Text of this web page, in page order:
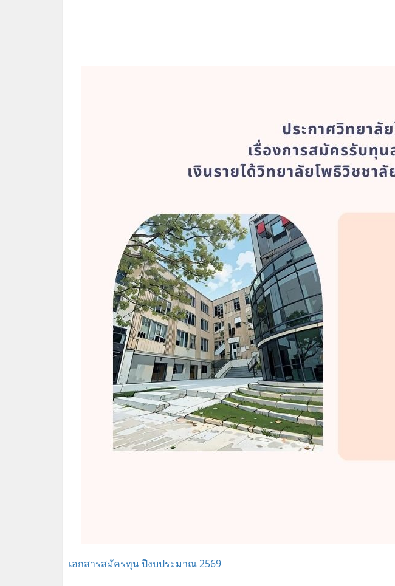
เอกสารสมัครทุน ปีงบประมาณ 2569